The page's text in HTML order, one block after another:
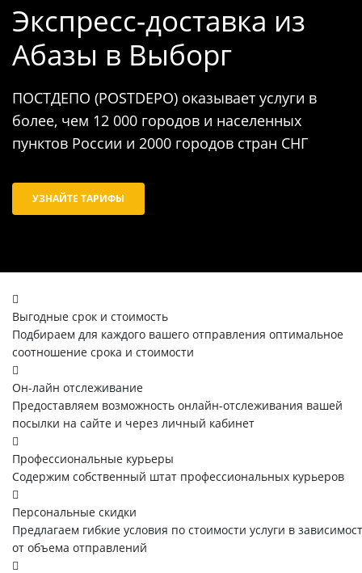
Экспресс-доставка из
Абазы в Выборг
ПОСТДЕПО (POSTDEPO) оказывает услуги в
более, чем 12 000 городов и населенных
пунктов России и 2000 городов стран СНГ
УЗНАЙТЕ ТАРИФЫ
Выгодные срок и стоимость
Подбираем для каждого вашего отправления оптимальное
соотношение срока и стоимости
Он-лайн отслеживание
Предоставляем возможность онлайн-отслеживания вашей
посылки на сайте и через личный кабинет
Профессиональные курьеры
Содержим собственный штат профессиональных курьеров
Персональные скидки
Предлагаем гибкие условия по стоимости услуги в
от объема отправлений